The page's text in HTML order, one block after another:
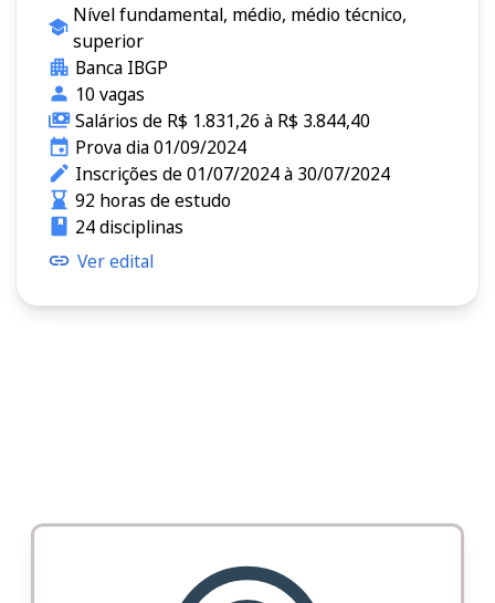
Nível fundamental, médio, médio técnico,
superior
Banca IBGP
10 vagas
Salários de R$ 1.831,26 à R$ 3.844,40
Prova dia 01/09/2024
Inscrições de 01/07/2024 à 30/07/2024
92 horas de estudo
24 disciplinas
Ver edital